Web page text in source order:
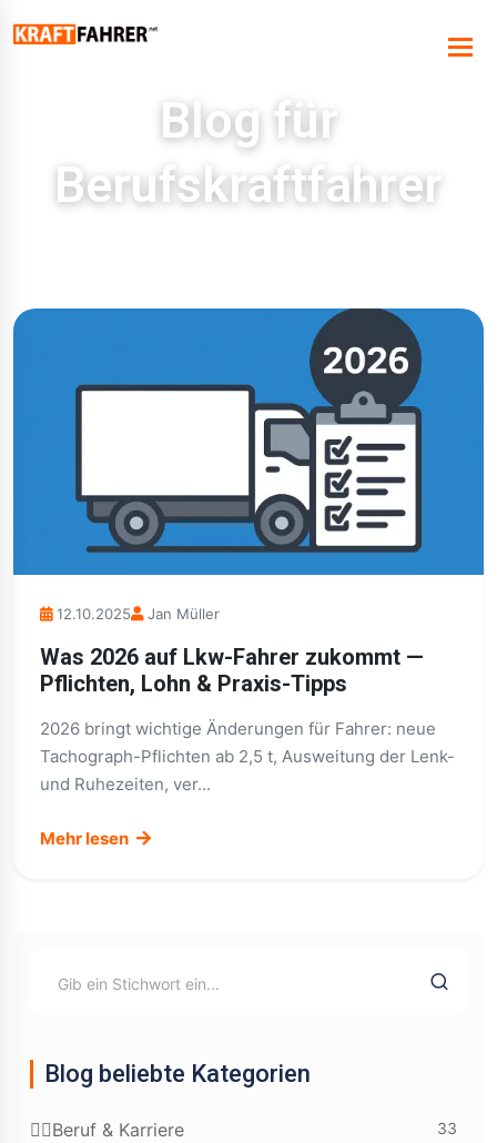
Blog für
Berufskraftfahrer
12.10.2025 Jan Müller
Was 2026 auf Lkw-Fahrer zukommt —
Pflichten, Lohn & Praxis-Tipps
2026 bringt wichtige Änderungen für Fahrer: neue
Tachograph-Pflichten ab 2,5 t, Ausweitung der Lenk-
und Ruhezeiten, ver...
Mehr lesen
Blog beliebte Kategorien
👷‍♂️Beruf & Karriere 33